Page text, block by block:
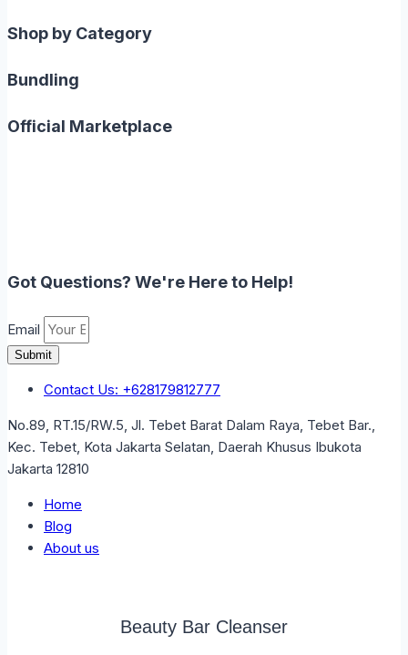
Shop by Category
Bundling
Official Marketplace
Got Questions? We're Here to Help!
Email
Submit
Contact Us: +628179812777
No.89, RT.15/RW.5, Jl. Tebet Barat Dalam Raya, Tebet Bar.,
Kec. Tebet, Kota Jakarta Selatan, Daerah Khusus Ibukota
Jakarta 12810
Home
Blog
About us
Beauty Bar Cleanser